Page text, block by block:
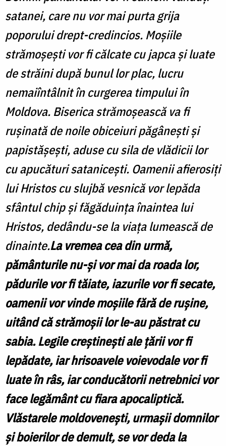
satanei, care nu vor mai purta grija
poporului drept-credincios. Moşiile
strămoşeşti vor fi călcate cu japca şi luate
de străini după bunul lor plac, lucru
nemaiîntâlnit în curgerea timpului în
Moldova. Biserica strămoşească va fi
ruşinată de noile obiceiuri păgâneşti şi
papistăşeşti, aduse cu sila de vlădicii lor
cu apucături sataniceşti. Oamenii afierosiţi
lui Hristos cu slujbă vesnică vor lepăda
sfântul chip şi făgăduinţa înaintea lui
Hristos, dedându-se la viaţa lumească de
dinainte.La vremea cea din urmă,
pământurile nu-şi vor mai da roada lor,
pădurile vor fi tăiate, iazurile vor fi secate,
oamenii vor vinde moşiile fără de ruşine,
uitând că strămoşii lor le-au păstrat cu
sabia. Legile creştineşti ale ţării vor fi
lepădate, iar hrisoavele voievodale vor fi
luate în râs, iar conducătorii netrebnici vor
face legământ cu fiara apocaliptică.
Vlăstarele moldoveneşti, urmaşii domnilor
şi boierilor de demult, se vor deda la